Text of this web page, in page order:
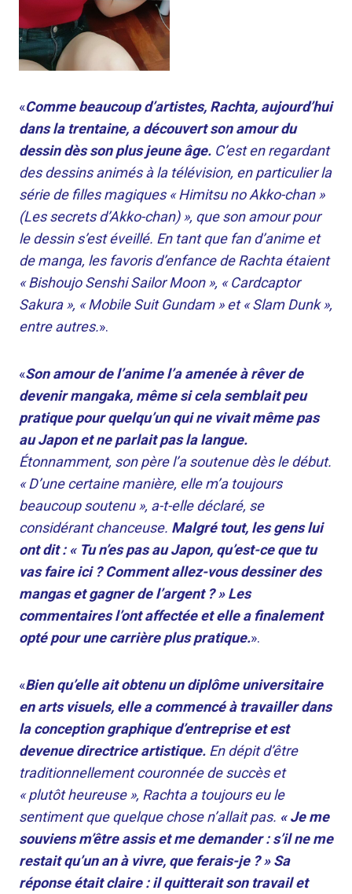
«Comme beaucoup d’artistes, Rachta, aujourd’hui
dans la trentaine, a découvert son amour du
dessin dès son plus jeune âge. C’est en regardant
des dessins animés à la télévision, en particulier la
série de filles magiques « Himitsu no Akko-chan »
(Les secrets d’Akko-chan) », que son amour pour
le dessin s’est éveillé. En tant que fan d’anime et
de manga, les favoris d’enfance de Rachta étaient
« Bishoujo Senshi Sailor Moon », « Cardcaptor
Sakura », « Mobile Suit Gundam » et « Slam Dunk »,
entre autres.».
«Son amour de l’anime l’a amenée à rêver de
devenir mangaka, même si cela semblait peu
pratique pour quelqu’un qui ne vivait même pas
au Japon et ne parlait pas la langue.
Étonnamment, son père l’a soutenue dès le début.
« D’une certaine manière, elle m’a toujours
beaucoup soutenu », a-t-elle déclaré, se
considérant chanceuse. Malgré tout, les gens lui
ont dit : « Tu n’es pas au Japon, qu’est-ce que tu
vas faire ici ? Comment allez-vous dessiner des
mangas et gagner de l’argent ? » Les
commentaires l’ont affectée et elle a finalement
opté pour une carrière plus pratique.».
«Bien qu’elle ait obtenu un diplôme universitaire
en arts visuels, elle a commencé à travailler dans
la conception graphique d’entreprise et est
devenue directrice artistique. En dépit d’être
traditionnellement couronnée de succès et
« plutôt heureuse », Rachta a toujours eu le
sentiment que quelque chose n’allait pas. « Je me
souviens m’être assis et me demander : s’il ne me
restait qu’un an à vivre, que ferais-je ? » Sa
réponse était claire : il quitterait son travail et